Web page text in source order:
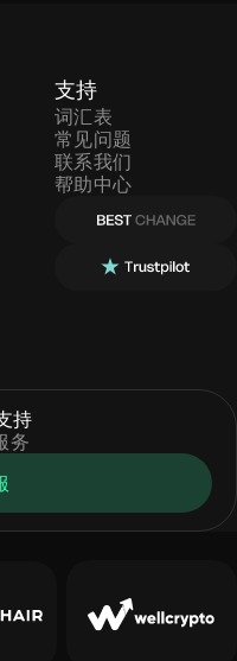
支持
词汇表
常见问题
联系我们
帮助中心
持
务